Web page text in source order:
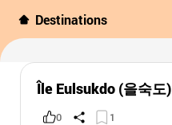
Destinations
Île Eulsukdo (을숙도)
0 1